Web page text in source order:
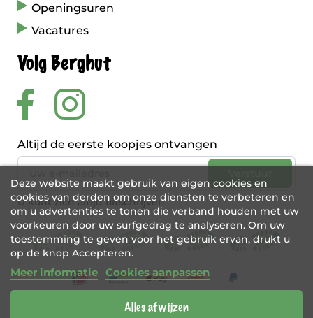
Openingsuren
Vacatures
Volg Berghut
Altijd de eerste koopjes ontvangen
U kunt zich altijd uitschrijven
Deze website maakt gebruik van eigen cookies en
cookies van derden om onze diensten te verbeteren en
om u advertenties te tonen die verband houden met uw
voorkeuren door uw surfgedrag te analyseren. Om uw
toestemming te geven voor het gebruik ervan, drukt u
op de knop Accepteren.
Meer informatie Cookies aanpassen
Alles afwijzen
BE 0456 421 721